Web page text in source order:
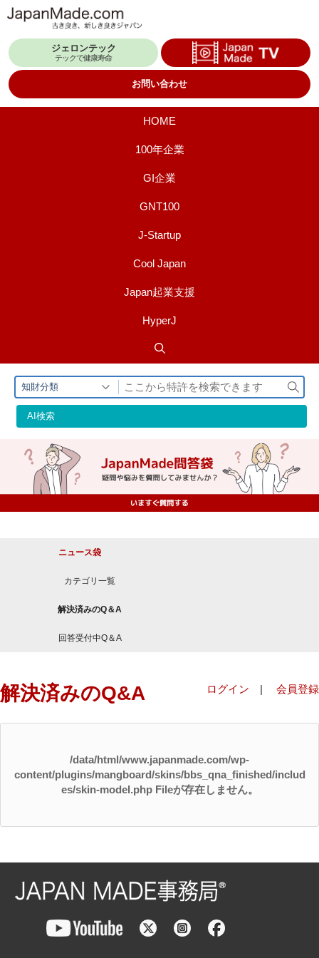
テ
ジェロンテック
テックで健康寿命
お問い合わせ
HOME
100年企業
GI企業
GNT100
J-Startup
Cool Japan
Japan起業支援
HyperJ
知財分類
検
索
AI検索
ニュース袋
カテゴリ一覧
解決済みのQ＆A
回答受付中Q＆A
解決済みのQ&A ログイン | 会員登録
/data/html/www.japanmade.com/wp-
content/plugins/mangboard/skins/bbs_qna_finished/includ
es/skin-model.php Fileが存在しません。